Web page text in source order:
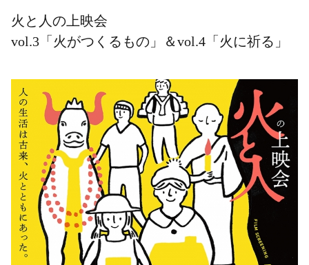
火と人の上映会
vol.3「火がつくるもの」＆vol.4「火に祈る」